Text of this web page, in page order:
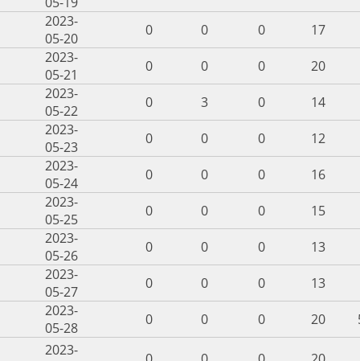
2023-
05-20
0 0 0
17
2023-
05-21
0 0 0
20
2023-
05-22
0 3 0
14
2023-
05-23
0 0 0
12
2023-
05-24
0 0 0
16
2023-
05-25
0 0 0
15
2023-
05-26
0 0 0
13
2023-
05-27
0 0 0
13
2023-
05-28
0 0 0 20
2023-